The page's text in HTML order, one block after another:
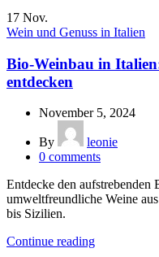
17 Nov.
Wein und Genuss in Italien
Bio-Weinbau in
entdecken
November 5, 2024
By
leonie
0 comments
Entdecke den
umweltfreundliche Weine
bis Sizilien.
Continue reading